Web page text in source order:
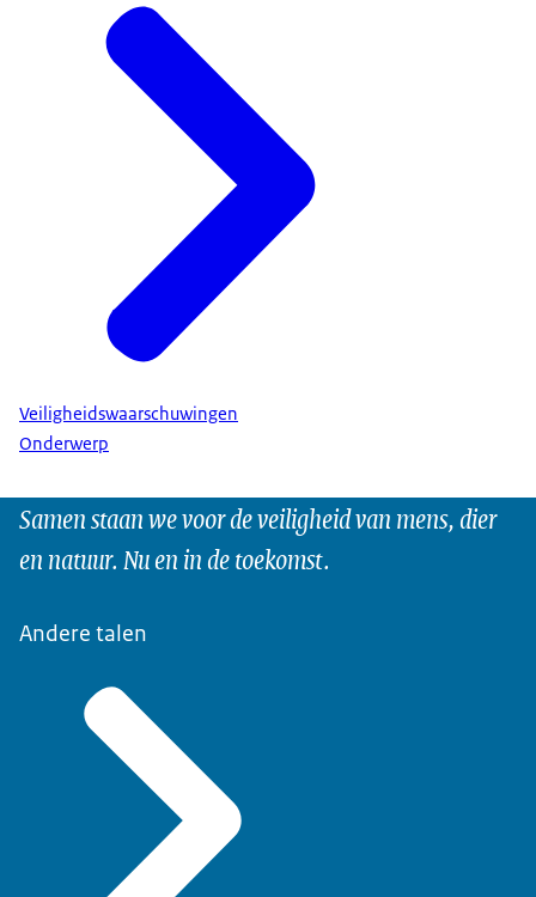
Veiligheidswaarschuwingen
Onderwerp
Samen staan we voor de veiligheid van mens, dier
en natuur. Nu en in de toekomst.
Andere talen